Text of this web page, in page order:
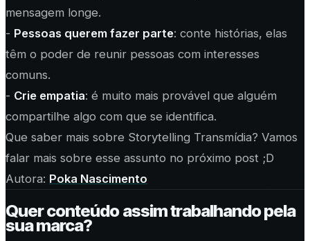
mensagem longe.
- Pessoas querem fazer parte: conte histórias, elas
têm o poder de reunir pessoas com interesses
comuns.
- Crie empatia: é muito mais provável que alguém
compartilhe algo com que se identifica.
Que saber mais sobre Storytelling Transmídia? Vamos
falar mais sobre esse assunto no próximo post ;D
Autora: Poka Nascimento
Quer conteúdo assim trabalhando pela
sua marca?